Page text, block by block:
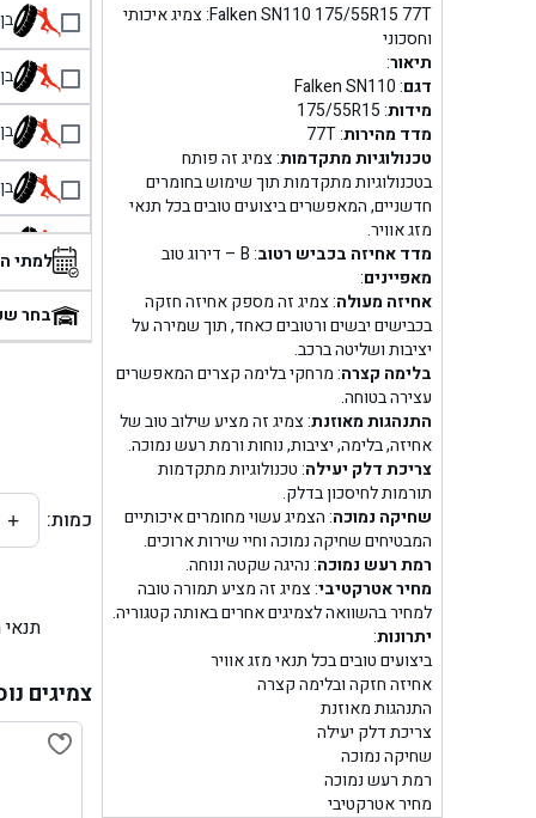
Falken SN110 175/55R15 77T: צמיג איכותי
וחסכוני
תיאור:
דגם: Falken SN110
מידות: 175/55R15
מדד מהירות: 77T
טכנולוגיות מתקדמות: צמיג זה פותח
בטכנולוגיות מתקדמות תוך שימוש בחומרים
חדשניים, המאפשרים ביצועים טובים בכל תנאי
מזג אוויר.
מדד אחיזה בכביש רטוב: B – דירוג טוב
מאפיינים:
אחיזה מעולה: צמיג זה מספק אחיזה חזקה
בכבישים יבשים ורטובים כאחד, תוך שמירה על
יציבות ושליטה ברכב.
בלימה קצרה: מרחקי בלימה קצרים המאפשרים
עצירה בטוחה.
התנהגות מאוזנת: צמיג זה מציע שילוב טוב של
אחיזה, בלימה, יציבות, נוחות ורמת רעש נמוכה.
צריכת דלק יעילה: טכנולוגיות מתקדמות
תורמות לחיסכון בדלק.
שחיקה נמוכה: הצמיג עשוי מחומרים איכותיים
המבטיחים שחיקה נמוכה וחיי שירות ארוכים.
רמת רעש נמוכה: נהיגה שקטה ונוחה.
מחיר אטרקטיבי: צמיג זה מציע תמורה טובה
למחיר בהשוואה לצמיגים אחרים באותה קטגוריה.
יתרונות:
ביצועים טובים בכל תנאי מזג אוויר
אחיזה חזקה ובלימה קצרה
התנהגות מאוזנת
צריכת דלק יעילה
שחיקה נמוכה
רמת רעש נמוכה
מחיר אטרקטיבי
בן
בן
בן
בן
בן
בן
למתי
בחר
כמות: +
צמיגים